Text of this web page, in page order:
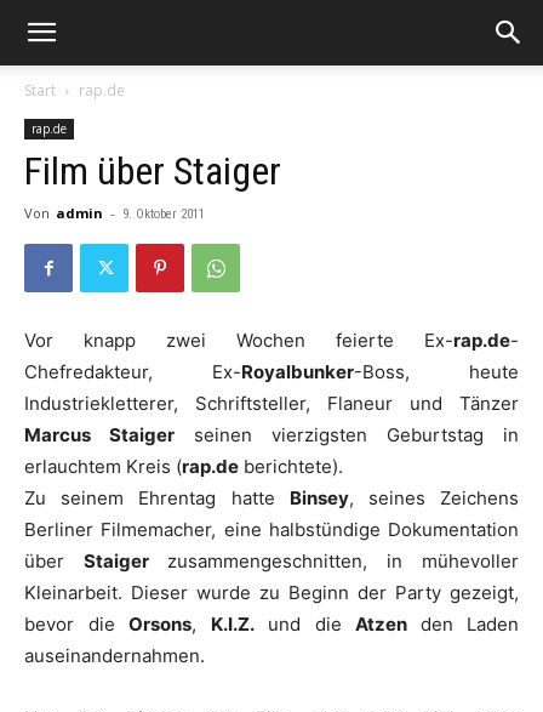
Start rap.de
rap.de
Film über Staiger
Von admin - 9. Oktober 2011
Vor knapp zwei Wochen feierte Ex-rap.de-
Chefredakteur, Ex-Royalbunker-Boss, heute
Industriekletterer, Schriftsteller, Flaneur und Tänzer
Marcus Staiger seinen vierzigsten Geburtstag in
erlauchtem Kreis (rap.de berichtete).
Zu seinem Ehrentag hatte Binsey, seines Zeichens
Berliner Filmemacher, eine halbstündige Dokumentation
über Staiger zusammengeschnitten, in mühevoller
Kleinarbeit. Dieser wurde zu Beginn der Party gezeigt,
bevor die Orsons, K.I.Z.und die Atzen den Laden
auseinandernahmen.